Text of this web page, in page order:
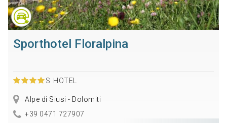
Sporthotel Floralpina
S HOTEL
Alpe di Siusi - Dolomiti
+39 0471 727907